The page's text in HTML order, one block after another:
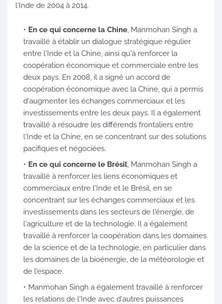
l'Inde de 2004 à 2014.
En ce qui concerne la Chine, Manmohan Singh a
travaillé à établir un dialogue stratégique régulier
entre l'Inde et la Chine, ainsi qu'à renforcer la
coopération économique et commerciale entre les
deux pays. En 2008, il a signé un accord de
coopération économique avec la Chine, qui a permis
d'augmenter les échanges commerciaux et les
investissements entre les deux pays. Il a également
travaillé à résoudre les différends frontaliers entre
l'Inde et la Chine, en se concentrant sur des solutions
pacifiques et négociées.
En ce qui concerne le Brésil, Manmohan Singh a
travaillé à renforcer les liens économiques et
commerciaux entre l'Inde et le Brésil, en se
concentrant sur les échanges commerciaux et les
investissements dans les secteurs de l'énergie, de
l'agriculture et de la technologie. Il a également
travaillé à renforcer la coopération dans les domaines
de la science et de la technologie, en particulier dans
les domaines de la bioénergie, de la météorologie et
de l'espace.
Manmohan Singh a également travaillé à renforcer
les relations de l'Inde avec d'autres puissances